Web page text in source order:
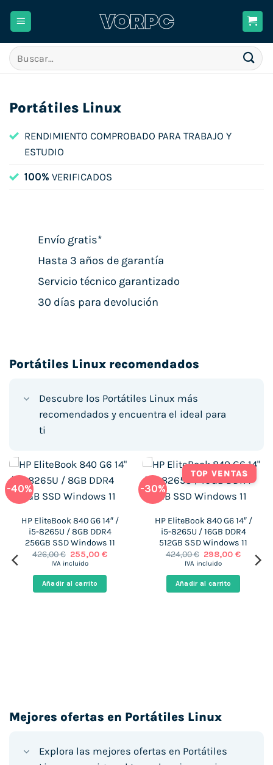
Buscar
por:
Portátiles Linux
RENDIMIENTO COMPROBADO PARA TRABAJO Y
ESTUDIO
100% VERIFICADOS
Envío gratis*
Hasta 3 años de garantía
Servicio técnico garantizado
30 días para devolución
Portátiles Linux recomendados
Descubre los Portátiles Linux más
recomendados y encuentra el ideal para
ti
-40%
HP EliteBook 840 G6 14″ /
i5-8265U / 8GB DDR4
256GB SSD Windows 11
426,00€ El
precio
era:
426,00 €.
255,00€El
IVA incluido
Añadir al carrito
-30%
TOP VENTAS
HP EliteBook 840 G6 14″ /
i5-8265U / 16GB DDR4
512GB SSD Windows 11
424,00€ El
precio
era:
424,00 €.
298,00€El
precio
IVA incluido
Añadir al carrito
Mejores ofertas en Portátiles Linux
Explora las mejores ofertas en Portátiles